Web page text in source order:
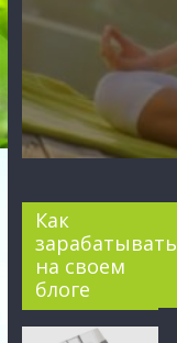
Как
зарабатывать
на своем
блоге